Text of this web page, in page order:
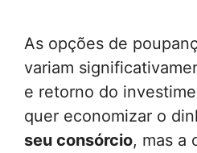
As opções de
variam
e retorno do
quer economizar o
seu consórcio, mas a